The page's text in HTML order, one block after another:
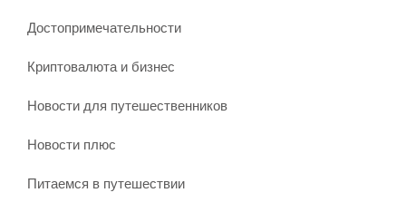
Достопримечательности
Криптовалюта и бизнес
Новости для путешественников
Новости плюс
Питаемся в путешествии